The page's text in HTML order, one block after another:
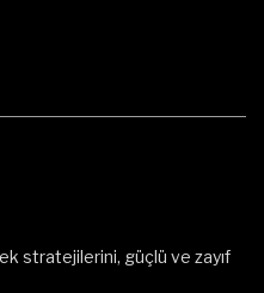
stratejilerini, güçlü ve zayıf